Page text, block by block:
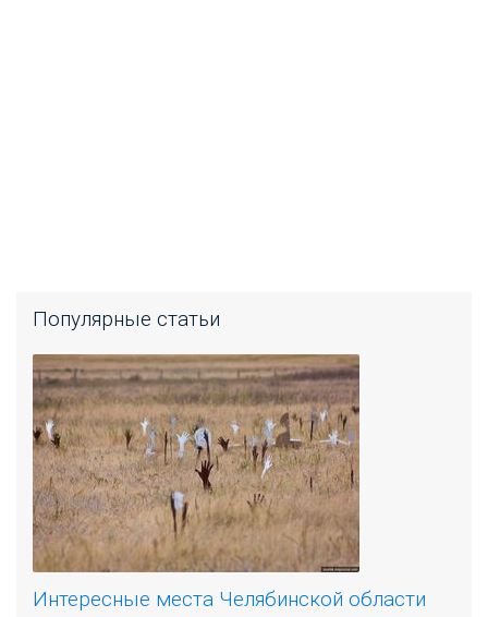
Популярные статьи
Интересные места Челябинской области